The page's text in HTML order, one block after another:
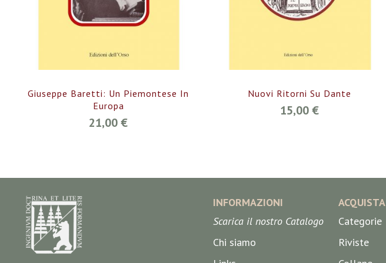
Giuseppe Baretti: Un Piemontese In
Europa
21,00 €
Nuovi Ritorni Su Dante
15,00 €
INFORMAZIONI
Scarica il nostro Catalogo
Chi siamo
ACQUISTA
Categorie
Riviste